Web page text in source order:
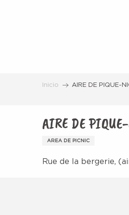
Inicio AIRE DE PIQUE-
AIRE DE
AREA DE PICNIC
Rue de la bergerie,